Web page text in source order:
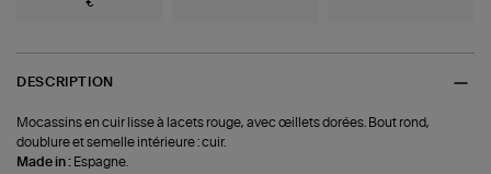
€
DESCRIPTION
Mocassins en cuir lisse à lacets rouge, avec œillets dorées. Bout rond,
doublure et semelle intérieure : cuir.
Made in : Espagne.